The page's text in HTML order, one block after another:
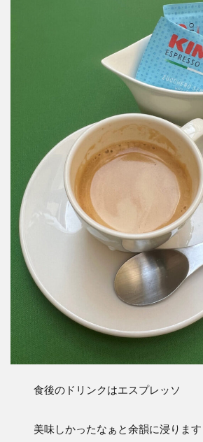
食後のドリンクはエスプレッソ
美味しかったなぁと余韻に浸ります